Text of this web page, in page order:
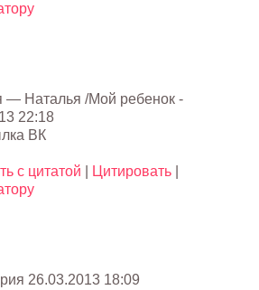
— Наталья /Мой ребенок -
22:18
ВК
с цитатой Цитировать
26.03.2013 18:09